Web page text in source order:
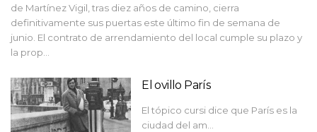
de Martínez Vigil, tras diez años de camino, cierra
definitivamente sus puertas este último fin de semana de
junio. El contrato de arrendamiento del local cumple su plazo y
la prop…
El ovillo París
El tópico cursi dice que París es la
ciudad del am…